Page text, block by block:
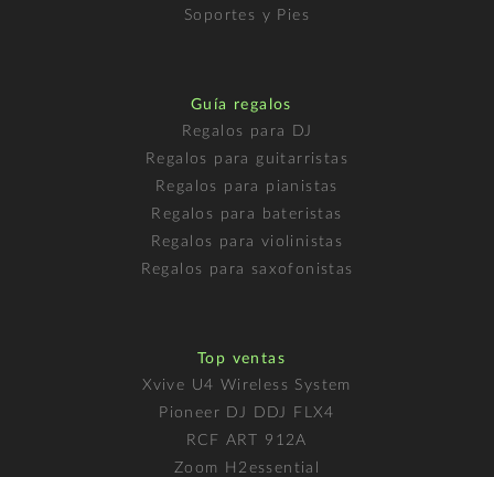
Soportes y Pies
Guía regalos
Regalos para DJ
Regalos para guitarristas
Regalos para pianistas
Regalos para bateristas
Regalos para violinistas
Regalos para saxofonistas
Top ventas
Xvive U4 Wireless System
Pioneer DJ DDJ FLX4
RCF ART 912A
Zoom H2essential